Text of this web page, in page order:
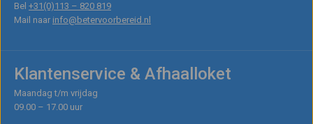
Bel +31(0)113 – 820 819
Mail naar info@betervoorbereid.nl
Klantenservice & Afhaalloket
Maandag t/m vrijdag
09.00 – 17.00 uur